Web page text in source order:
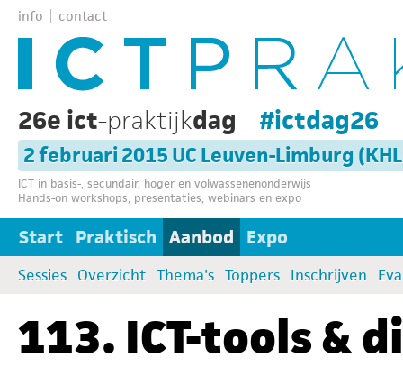
info contact
26e ict-praktijkdag #ictdag26
2 februari 2015 UC Leuven-Limburg
ICT in basis-, secundair, hoger en volwassenenonderwijs
Hands-on workshops, presentaties, webinars en expo
Start Praktisch Aanbod Expo
Sessies Overzicht Thema's Toppers Inschrijven
113. ICT-tools &